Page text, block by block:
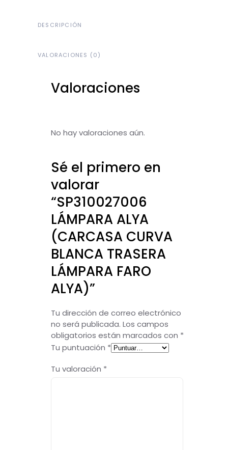
DESCRIPCIÓN
VALORACIONES (0)
Valoraciones
No hay valoraciones aún.
Sé el primero en
valorar
“SP310027006
LÁMPARA ALYA
(CARCASA CURVA
BLANCA TRASERA
LÁMPARA FARO
ALYA)”
Tu dirección de correo electrónico
no será publicada. Los campos
obligatorios están marcados con *
Tu puntuación *
Tu valoración *